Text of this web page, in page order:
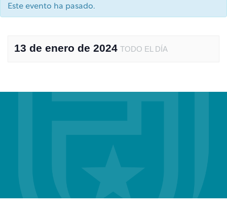
Este evento ha pasado.
13 de enero de 2024 TODO EL DÍA